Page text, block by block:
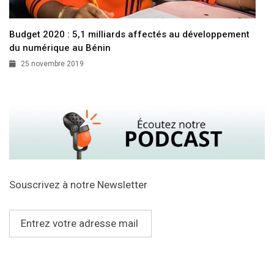
Budget 2020 : 5,1 milliards affectés au développement
du numérique au Bénin
25 novembre 2019
Souscrivez à notre Newsletter